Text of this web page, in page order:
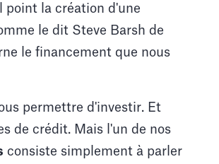
point la création d'une
le dit Steve Barsh de
le financement que nous
permettre d'investir. Et
de crédit. Mais l'un de nos
consiste simplement à parler